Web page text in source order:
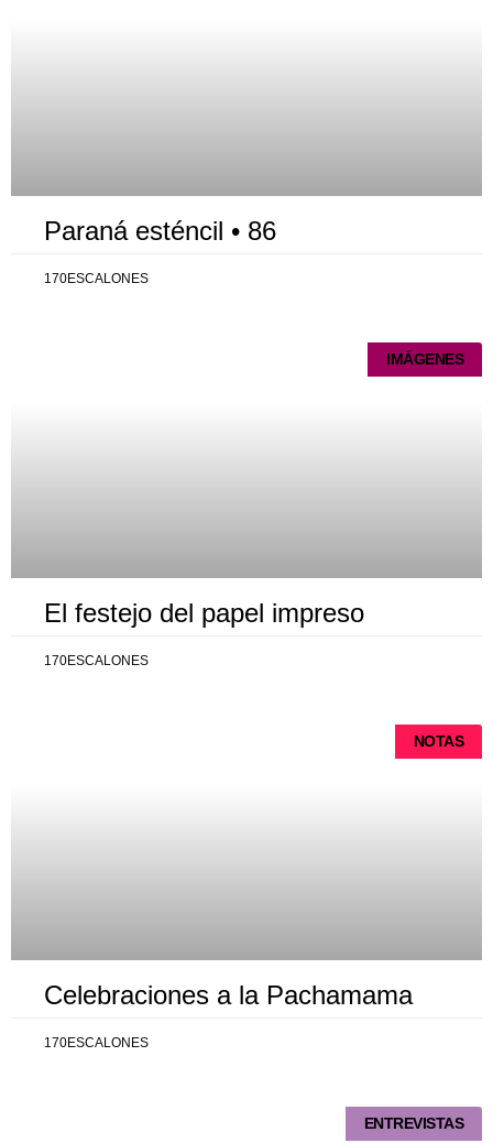
Paraná esténcil • 86
170ESCALONES
IMÁGENES
El festejo del papel impreso
170ESCALONES
NOTAS
Celebraciones a la Pachamama
170ESCALONES
ENTREVISTAS